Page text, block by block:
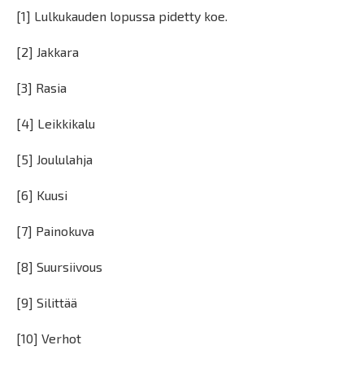
[1] Lulkukauden lopussa pidetty koe.
[2] Jakkara
[3] Rasia
[4] Leikkikalu
[5] Joululahja
[6] Kuusi
[7] Painokuva
[8] Suursiivous
[9] Silittää
[10] Verhot